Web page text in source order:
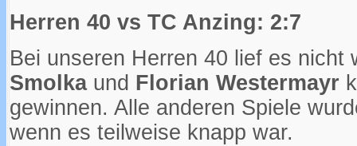
Herren 40 vs TC Anzing: 2:7
Bei unseren Herren 40 lief es
Smolka und Florian Westermayr
gewinnen. Alle anderen Spiele
wenn es teilweise knapp war.